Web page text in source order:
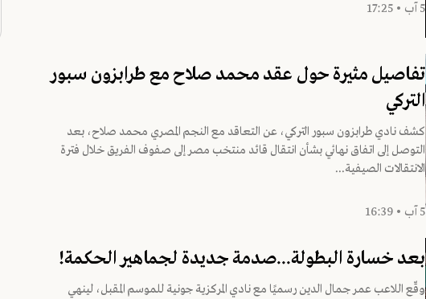
5 آب • 17:25
تفاصيل مثيرة حول عقد محمد صلاح مع طرابزون سبور
التركي
كشف نادي طرابزون سبور التركي، عن التعاقد مع النجم المصري محمد صلاح، بعد
التوصل إلى اتفاق نهائي بشأن انتقال قائد منتخب مصر إلى صفوف الفريق خلال فترة
الانتقالات الصيفية...
5 آب • 16:39
بعد خسارة البطولة...صدمة جديدة لجماهير الحكمة!
وقّع اللاعب عمر جمال الدين رسميًا مع نادي المركزية جونية للموسم المقبل، لينهي